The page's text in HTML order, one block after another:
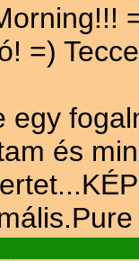
=)
egy
és